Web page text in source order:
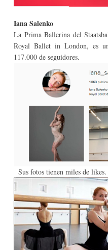
Iana Salenko
La Prima Ballerina del
Royal Ballet in London, es
117.000 de seguidores.
Sus fotos tienen miles de likes.